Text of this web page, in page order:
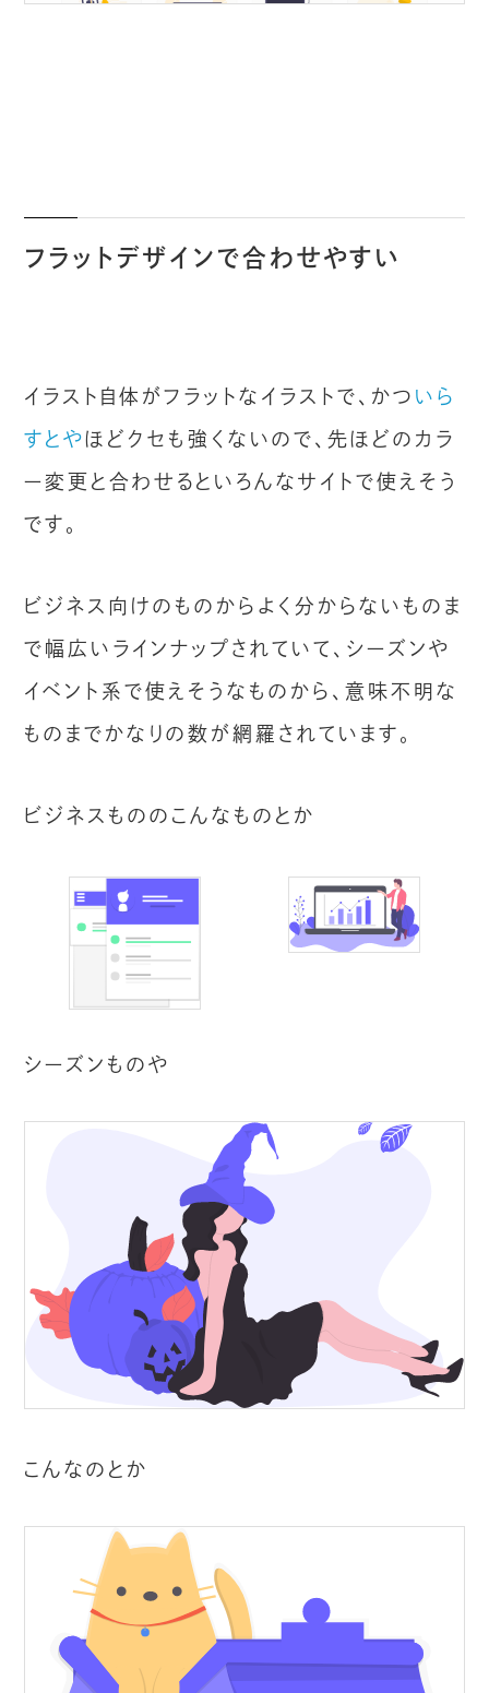
フラットデザインで合わせやすい
イラスト自体がフラットなイラストで、かつ いら
すとやほどクセも強くないので、先ほどのカラ
ー変更と合わせるといろんなサイトで使えそう
です。
ビジネス向けのものからよく分からないものま
で幅広いラインナップされていて、シーズンや
イベント系で使えそうなものから、意味不明な
ものまでかなりの数が網羅されています。
ビジネスもののこんなものとか
シーズンものや
こんなのとか